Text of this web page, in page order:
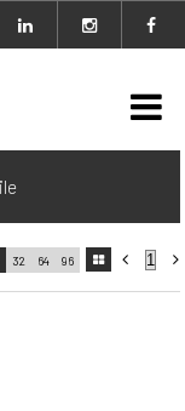

 
32 64 96 